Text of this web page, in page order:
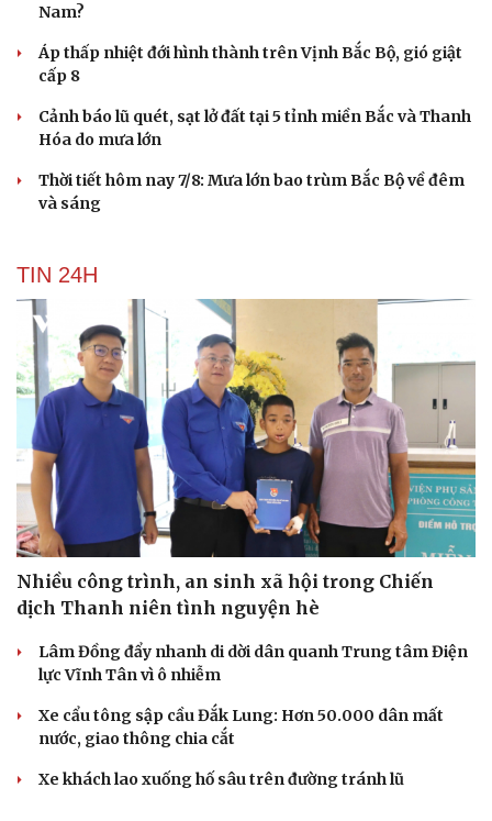
Nam?
Áp thấp nhiệt đới hình thành trên Vịnh Bắc Bộ, gió giật
cấp 8
Cảnh báo lũ quét, sạt lở đất tại 5 tỉnh miền Bắc và Thanh
Hóa do mưa lớn
Thời tiết hôm nay 7/8: Mưa lớn bao trùm Bắc Bộ về đêm
và sáng
TIN 24H
Nhiều công trình, an sinh xã hội trong Chiến
dịch Thanh niên tình nguyện hè
Lâm Đồng đẩy nhanh di dời dân quanh Trung tâm Điện
lực Vĩnh Tân vì ô nhiễm
Xe cẩu tông sập cầu Đắk Lung: Hơn 50.000 dân mất
nước, giao thông chia cắt
Xe khách lao xuống hố sâu trên đường tránh lũ